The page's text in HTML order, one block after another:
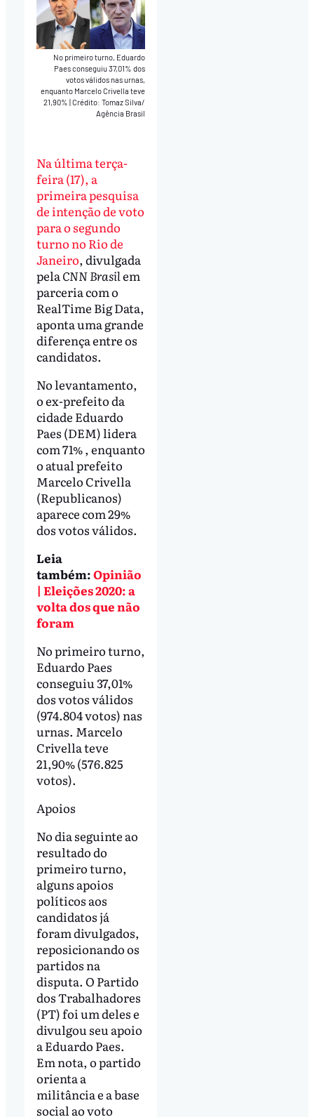
No primeiro turno, Eduardo
Paes conseguiu 37,01% dos
votos válidos nas urnas,
enquanto Marcelo Crivella teve
21,90%|Crédito: Tomaz Silva/
Agência Brasil
Na última terça-
feira (17), a
primeira pesquisa
de intenção de voto
para o segundo
turno no Rio de
Janeiro, divulgada
pelaCNN Brasilem
parceria com o
RealTime Big Data,
aponta uma grande
diferença entre os
candidatos.
No levantamento,
o ex-prefeito da
cidade Eduardo
Paes (DEM) lidera
com 71% , enquanto
o atual prefeito
Marcelo Crivella
(Republicanos)
aparece com 29%
dos votos válidos.
Leia
também:Opinião
| Eleições 2020: a
volta dos que não
foram
No primeiro turno,
Eduardo Paes
conseguiu 37,01%
dos votos válidos
(974.804 votos) nas
urnas. Marcelo
Crivella teve
21,90% (576.825
votos).
Apoios
No dia seguinte ao
resultado do
primeiro turno,
alguns apoios
políticos aos
candidatos já
foram divulgados,
reposicionando os
partidos na
disputa. O Partido
dos Trabalhadores
(PT) foi um deles e
divulgou seu apoio
a Eduardo Paes.
Em nota, o partido
orienta a
militância e a base
social ao voto